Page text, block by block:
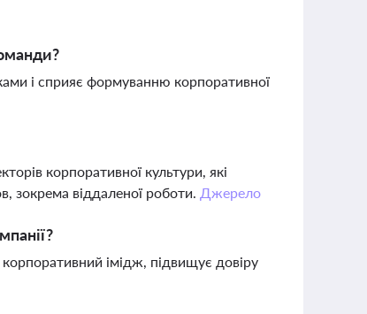
і сприяє формуванню корпоративної
корпоративної культури, які
зокрема віддаленої роботи. Джерело
імідж, підвищує довіру